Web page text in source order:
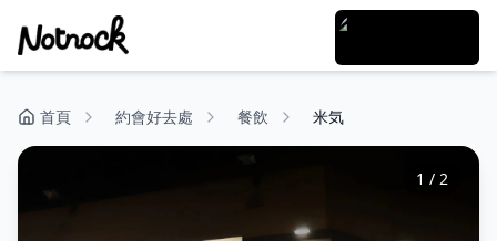
首頁 約會好去處 餐飲 米気
1 / 2